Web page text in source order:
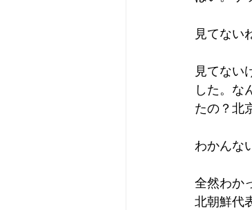
見てない
見てない
した。な
たの？北
わかんな
全然わか
北朝鮮代